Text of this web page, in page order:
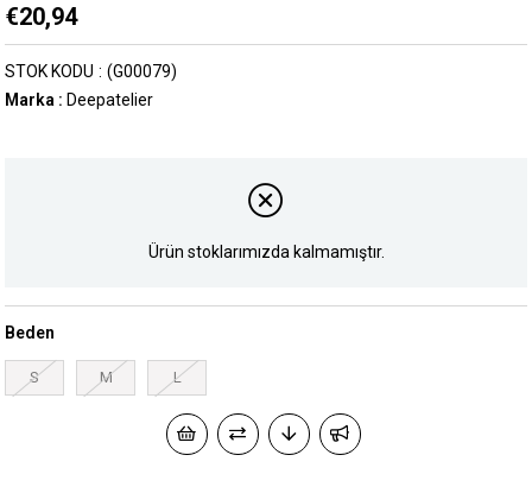
€20,94
(G00079)
STOK KODU
Marka : Deepatelier
Ürün stoklarımızda kalmamıştır.
Beden
S M L